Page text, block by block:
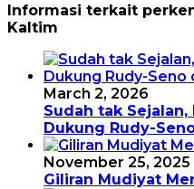
Informasi terkait
Kaltim
March 2, 2026
Sudah tak
Dukung Rudy-
November 25, 2025
Giliran Mudiyat